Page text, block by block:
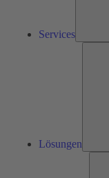
Services
Lösungen